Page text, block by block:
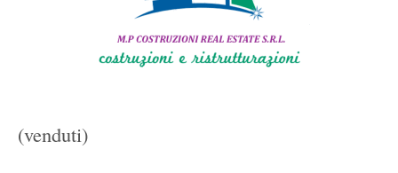
(venduti)